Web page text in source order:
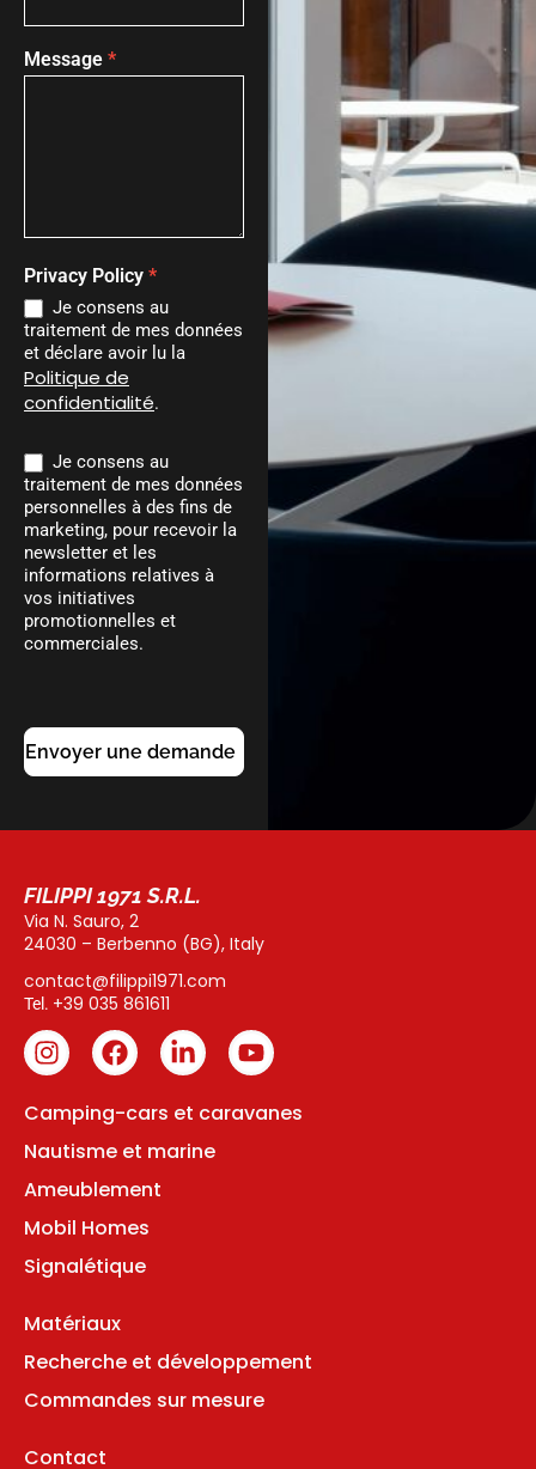
Message *
Privacy Policy *
Je consens au
traitement de mes données
et déclare avoir lu la
Politique de
confidentialité.
Je consens au
traitement de mes données
personnelles à des fins de
marketing, pour recevoir la
newsletter et les
informations relatives à
vos initiatives
promotionnelles et
commerciales.
Envoyer une demande
FILIPPI 1971 S.R.L.
Via N. Sauro, 2
24030 – Berbenno (BG), Italy
contact@filippi1971.com
Tel. +39 035 861611
Camping-cars et caravanes
Nautisme et marine
Ameublement
Mobil Homes
Signalétique
Matériaux
Recherche et développement
Commandes sur mesure
Contact